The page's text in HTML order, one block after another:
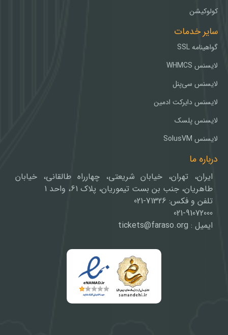
کولوکیشن
سایر خدمات
گواهینامه SSL
لایسنس WHMCS
لایسنس سی‌پنل
لایسنس دایرکت ادمین
لایسنس پلسک
لایسنس SolusVM
درباره ما
ایران، تهران، خیابان شریعتی، چهارراه طالقانی، خیابان
طاهریان، جنب بن بست تیموریان، پلاک 61، واحد 1
تلفن و فکس: 71326-021
021-91072000
ایمیل : tickets@faraso.org